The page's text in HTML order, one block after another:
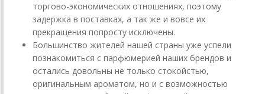
торгово-экономических отношениях, поэтому
задержка в поставках, а так же и вовсе их
прекращения попросту исключены.
Большинство жителей нашей страны уже успели
познакомиться с парфюмерией наших брендов и
остались довольны не только стокойстью,
оригинальным ароматом, но и с возможностью